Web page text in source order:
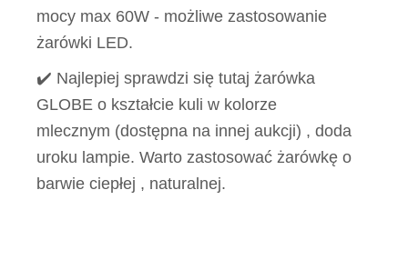
mocy max 60W - możliwe zastosowanie
żarówki LED.
✔️ Najlepiej sprawdzi się tutaj żarówka
GLOBE o kształcie kuli w kolorze
mlecznym (dostępna na innej aukcji) , doda
uroku lampie. Warto zastosować żarówkę o
barwie ciepłej , naturalnej.